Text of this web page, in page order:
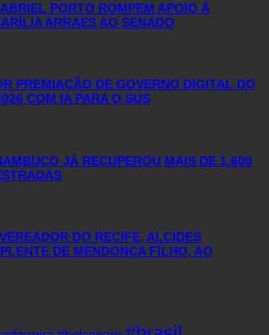
PORTO ROMPEM APOIO À
ARRAES AO SENADO
PREMIAÇÃO DE GOVERNO DIGITAL DO
COM IA PARA O SUS
JÁ RECUPEROU MAIS DE 1.600
DO RECIFE, ALCIDES
DE MENDONÇA FILHO, AO